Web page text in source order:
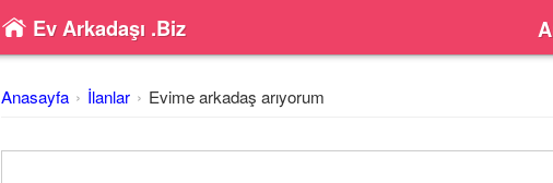
Ev Arkadaşı .Biz
Anasayfa İlanlar Evime arkadaş arıyorum